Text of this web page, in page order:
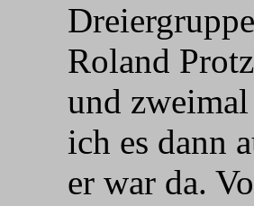
Roland
und
ich es dann
er war da.